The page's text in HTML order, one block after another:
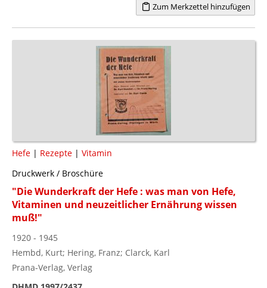
Zum Merkzettel hinzufügen
Hefe | Rezepte | Vitamin
Druckwerk / Broschüre
"Die Wunderkraft der Hefe : was man von Hefe,
Vitaminen und neuzeitlicher Ernährung wissen
muß!"
1920 - 1945
Hembd, Kurt; Hering, Franz; Clarck, Karl
Prana-Verlag, Verlag